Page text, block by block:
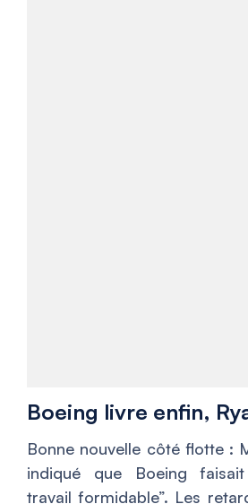
Boeing livre enfin,
Bonne nouvelle côté flotte :
indiqué que Boeing
travail formidable”. Les